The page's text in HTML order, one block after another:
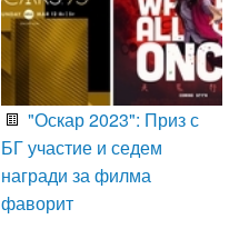
"Оскар 2023": Приз с
БГ участие и седем
награди за филма
фаворит